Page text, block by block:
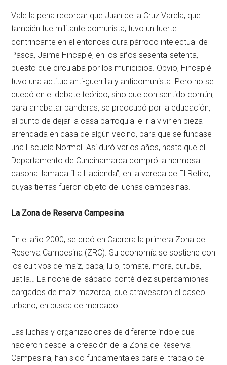
Vale la pena recordar que Juan de la Cruz Varela, que
también fue militante comunista, tuvo un fuerte
contrincante en el entonces cura párroco intelectual de
Pasca, Jaime Hincapié, en los años sesenta-setenta,
puesto que circulaba por los municipios. Obvio, Hincapié
tuvo una actitud anti-guerrilla y anticomunista. Pero no se
quedó en el debate teórico, sino que con sentido común,
para arrebatar banderas, se preocupó por la educación,
al punto de dejar la casa parroquial e ir a vivir en pieza
arrendada en casa de algún vecino, para que se fundase
una Escuela Normal. Así duró varios años, hasta que el
Departamento de Cundinamarca compró la hermosa
casona llamada “La Hacienda”, en la vereda de El Retiro,
cuyas tierras fueron objeto de luchas campesinas.
La Zona de Reserva Campesina
En el año 2000, se creó en Cabrera la primera Zona de
Reserva Campesina (ZRC). Su economía se sostiene con
los cultivos de maíz, papa, lulo, tomate, mora, curuba,
uatila… La noche del sábado conté diez supercamiones
cargados de maíz mazorca, que atravesaron el casco
urbano, en busca de mercado.
Las luchas y organizaciones de diferente índole que
nacieron desde la creación de la Zona de Reserva
Campesina, han sido fundamentales para el trabajo de